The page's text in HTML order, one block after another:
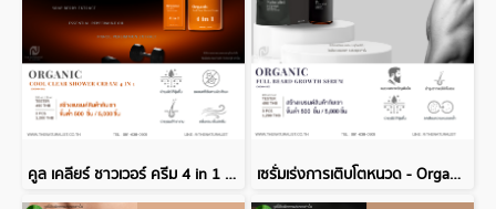
คูล เคลียร์ ชาวเวอร์ ครีม 4 in 1 - Organic Cool Clear Shower Cream 4 in 1 เซรั่มเร่งการเติบโตหนวด - Organic Full Beard Growth Serum